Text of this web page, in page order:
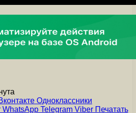
Одноклассники
WhatsApp Telegram Viber Печатать